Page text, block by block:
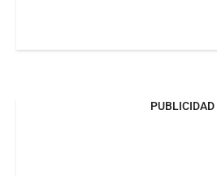
PUBLICIDAD